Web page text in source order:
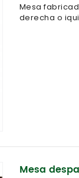
Mesa
derecha o
Mesa